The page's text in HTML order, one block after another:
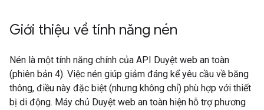
Giới thiệu về tính năng nén
Nén là một tính năng chính của API Duyệt web an toàn
(phiên bản 4). Việc nén giúp giảm đáng kể yêu cầu về băng
thông, điều này đặc biệt (nhưng không chỉ) phù hợp với thiết
bị di động. Máy chủ Duyệt web an toàn hiện hỗ trợ phương